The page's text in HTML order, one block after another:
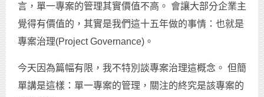
言，單一專案的管理其實價值不高。 會讓大部分企業主
覺得有價值的，其實是我們這十五年做的事情：也就是
專案治理(Project Governance)。
今天因為篇幅有限，我不特別談專案治理這概念。 但簡
單講是這樣：單一專案的管理，關注的終究是該專案的